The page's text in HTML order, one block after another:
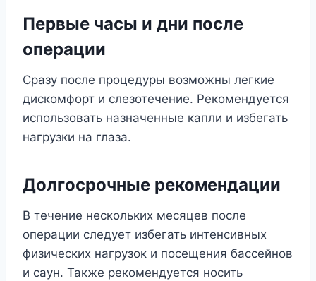
Первые часы и дни после
операции
Сразу после процедуры возможны легкие
дискомфорт и слезотечение. Рекомендуется
использовать назначенные капли и избегать
нагрузки на глаза.
Долгосрочные рекомендации
В течение нескольких месяцев после
операции следует избегать интенсивных
физических нагрузок и посещения бассейнов
и саун. Также рекомендуется носить